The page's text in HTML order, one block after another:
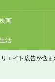
画
活
エイト広告が含